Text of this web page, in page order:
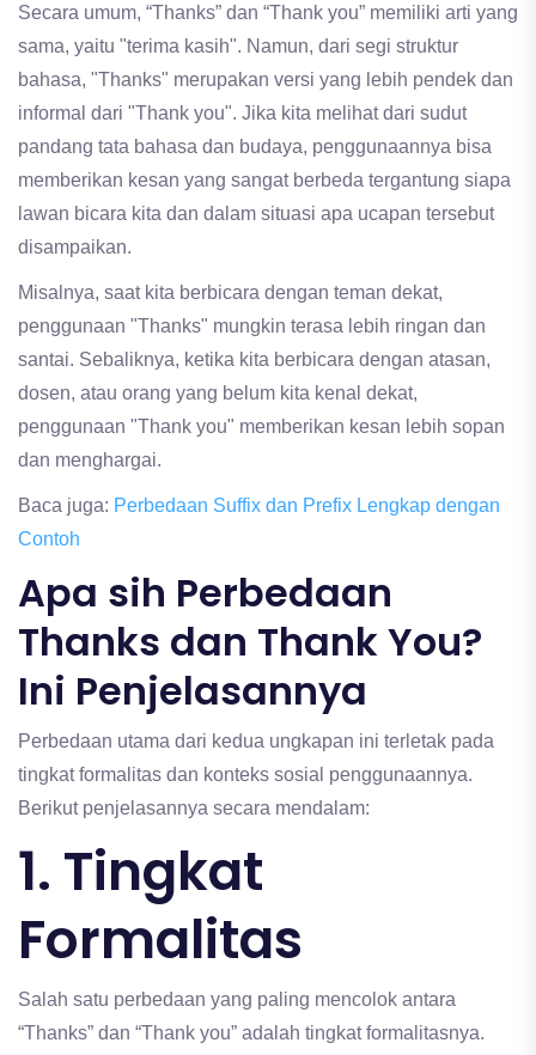
Secara umum, “Thanks” dan “Thank you” memiliki arti yang
sama, yaitu "terima kasih". Namun, dari segi struktur
bahasa, "Thanks" merupakan versi yang lebih pendek dan
informal dari "Thank you". Jika kita melihat dari sudut
pandang tata bahasa dan budaya, penggunaannya bisa
memberikan kesan yang sangat berbeda tergantung siapa
lawan bicara kita dan dalam situasi apa ucapan tersebut
disampaikan.
Misalnya, saat kita berbicara dengan teman dekat,
penggunaan "Thanks" mungkin terasa lebih ringan dan
santai. Sebaliknya, ketika kita berbicara dengan atasan,
dosen, atau orang yang belum kita kenal dekat,
penggunaan "Thank you" memberikan kesan lebih sopan
dan menghargai.
Baca juga: Perbedaan Suffix dan Prefix Lengkap dengan
Contoh
Apa sih Perbedaan
Thanks dan Thank You?
Ini Penjelasannya
Perbedaan utama dari kedua ungkapan ini terletak pada
tingkat formalitas dan konteks sosial penggunaannya.
Berikut penjelasannya secara mendalam:
1. Tingkat
Formalitas
Salah satu perbedaan yang paling mencolok antara
“Thanks” dan “Thank you” adalah tingkat formalitasnya.